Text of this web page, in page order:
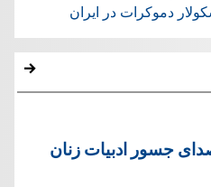
دموکرات در ایران
جسور ادبیات زنان